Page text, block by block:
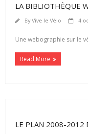
LA BIBLIOTHÈQUE
ByVive le Vélo 4
Une webographie sur le
Read More
LE PLAN 2008-2012